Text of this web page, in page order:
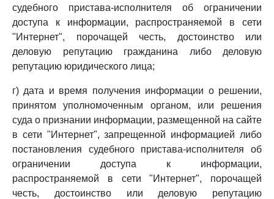
судебного пристава-исполнителя об ограничении
доступа к информации, распространяемой в сети
"Интернет", порочащей честь, достоинство или
деловую репутацию гражданина либо деловую
репутацию юридического лица;
г) дата и время получения информации о решении,
принятом уполномоченным органом, или решения
суда о признании информации, размещенной на сайте
в сети "Интернет", запрещенной информацией либо
постановления судебного пристава-исполнителя об
ограничении доступа к информации,
распространяемой в сети "Интернет", порочащей
честь, достоинство или деловую репутацию